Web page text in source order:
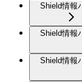
Shield情報
Shield情報
Shield情報